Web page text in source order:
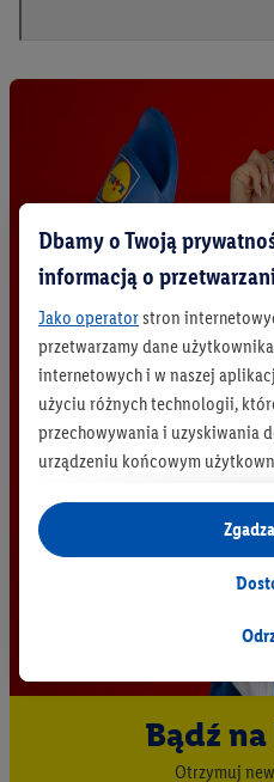
Bądź
Otrzymuj
Dbamy o Twoją
informacją o
Jako operatorstron
przetwarzamy dane
internetowych i w naszej
użyciu różnych technologii,
przechowywania i uzyskiwania
urządzeniu końcowym
są za zgodą użytkownika -
jako odrębnych
danych osobowych; w związku z
generowania statystyk lub
Przetwarzanie danych na
odbywa się w celu
umożliwienia podmiotom
marketingowych poza